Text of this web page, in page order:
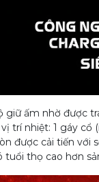
giữ ấm nhờ được
trí nhiệt: 1 gáy cổ
được cải tiến với
tuổi thọ cao hơn